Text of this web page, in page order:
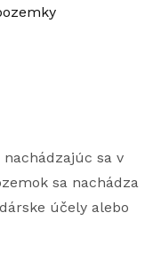
sa v
sa nachádza
účely alebo